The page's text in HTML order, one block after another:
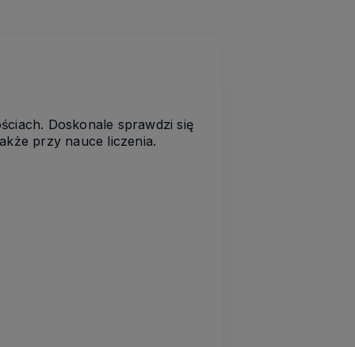
Doskonale sprawdzi się
przy nauce liczenia.